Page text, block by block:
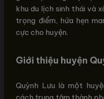
khu du lịch sinh thái và
trọng điểm, hứa hẹn
cực cho huyện.
Giới thiệu huyện
Quỳnh Lưu là một